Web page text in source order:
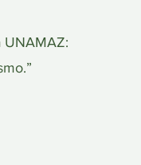
UNAMAZ: